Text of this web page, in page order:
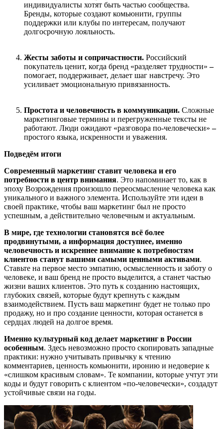
индивидуалисты хотят быть частью сообщества.
Бренды, которые создают комьюнити, группы
поддержки или клубы по интересам, получают
долгосрочную лояльность.
Жесты заботы и сопричастности. Российский
покупатель ценит, когда бренд «разделяет трудности»–
помогает, поддерживает, делает шаг навстречу. Это
усиливает эмоциональную привязанность.
Простота и человечность в коммуникации. Сложные
маркетинговые термины и перегруженные тексты не
работают. Люди ожидают «разговора по-человечески»–
простого языка, искренности и уважения.
Подведём итоги
Современный маркетинг ставит человека и его
потребности в центр внимания. Это напоминает то, как в
эпоху Возрождения произошло переосмысление человека как
уникального и важного элемента. Используйте эти идеи в
своей практике, чтобы ваш маркетинг был не просто
успешным, а действительно человечным и актуальным.
В мире, где технологии становятся всё более
продвинутыми, а информация доступнее, именно
человечность и искреннее внимание к потребностям
клиентов станут вашими самыми ценными активами.
Ставьте на первое место эмпатию, осмысленность и заботу о
человеке, и ваш бренд не просто выделится, а станет частью
жизни ваших клиентов. Это путь к созданию настоящих,
глубоких связей, которые будут крепнуть с каждым
взаимодействием. Пусть ваш маркетинг будет не только про
продажу, но и про создание ценности, которая останется в
сердцах людей на долгое время.
Именно культурный код делает маркетинг в России
особенным. Здесь невозможно просто скопировать западные
практики: нужно учитывать привычку к чтению
комментариев, ценность комьюнити, иронию и недоверие к
«слишком красивым словам». Те компании, которые учтут эти
коды и будут говорить с клиентом «по-человечески», создадут
устойчивые связи на годы.